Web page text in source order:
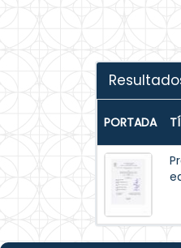
PORTADA